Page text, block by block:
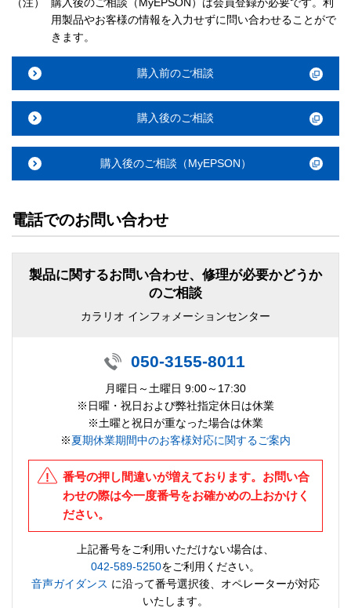
用製品やお客様の情報を入力せずに問い合わせることがで
きます。
購入前のご相談
購入後のご相談
購入後のご相談（MyEPSON）
電話でのお問い合わせ
製品に関するお問い合わせ、修理が必要かどうか
のご相談
カラリオ インフォメーションセンター
050-3155-8011
月曜日～土曜日 9:00～17:30
※日曜・祝日および弊社指定休日は休業
※土曜と祝日が重なった場合は休業
※夏期休業期間中のお客様対応に関するご案内
番号の押し間違いが増えております。お問い合
わせの際は今一度番号をお確かめの上おかけく
ださい。
上記番号をご利用いただけない場合は、
042-589-5250をご利用ください。
音声ガイダンス に沿って番号選択後、オペレーターが対応
いたします。